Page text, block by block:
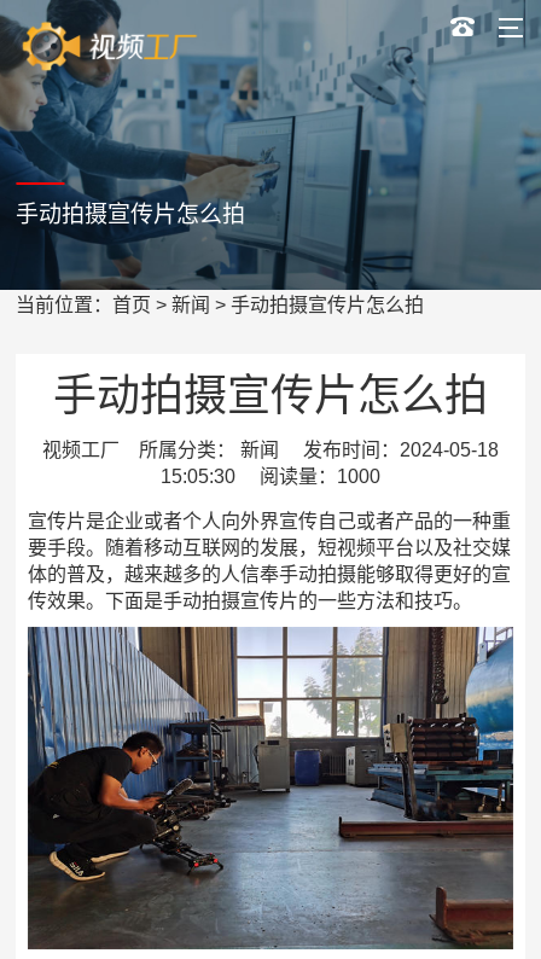
手动拍摄宣传片怎么拍
当前位置：首页 >新闻 > 手动拍摄宣传片怎么拍
手动拍摄宣传片怎么拍
视频工厂 所属分类： 新闻 发布时间：2024-05-18
15:05:30 阅读量：1000
宣传片是企业或者个人向外界宣传自己或者产品的一种重
要手段。随着移动互联网的发展，短视频平台以及社交媒
体的普及，越来越多的人信奉手动拍摄能够取得更好的宣
传效果。下面是手动拍摄宣传片的一些方法和技巧。